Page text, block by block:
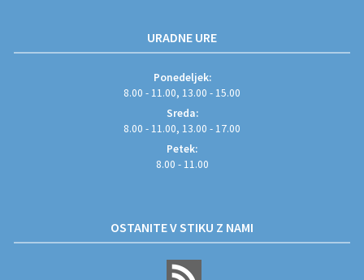
URADNE URE
Ponedeljek:
8.00 - 11.00, 13.00 - 15.00
Sreda:
8.00 - 11.00, 13.00 - 17.00
Petek:
8.00 - 11.00
OSTANITE V STIKU Z NAMI